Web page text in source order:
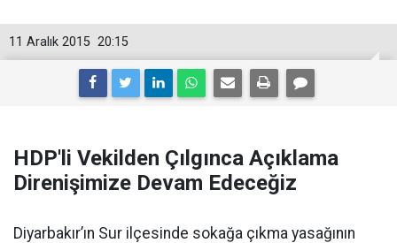
20:15
11 Aralık 2015
HDP'li Vekilden Çılgınca Açıklama
Direnişimize Devam Edeceğiz
Diyarbakır’ın Sur ilçesinde sokağa çıkma yasağının